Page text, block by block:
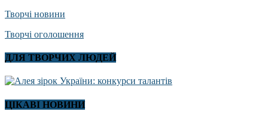
Творчі новини
Творчі оголошення
ДЛЯ ТВОРЧИХ ЛЮДЕЙ
ЦІКАВІ НОВИНИ